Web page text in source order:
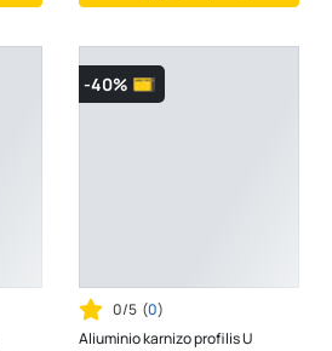
-40%
0/5 (0)
Aliuminio karnizo profilis U